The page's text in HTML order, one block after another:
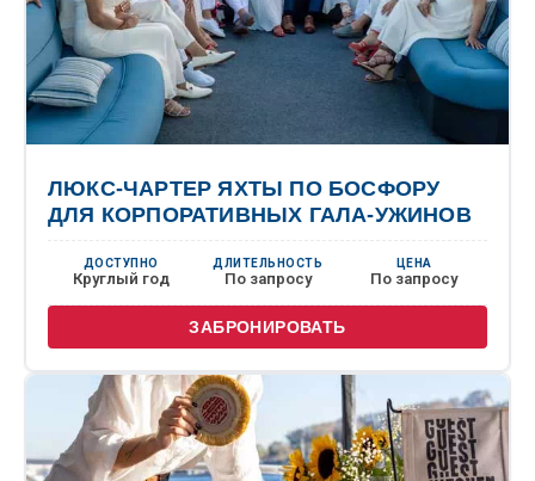
ЛЮКС-ЧАРТЕР ЯХТЫ ПО БОСФОРУ
ДЛЯ КОРПОРАТИВНЫХ ГАЛА-УЖИНОВ
ДОСТУПНО
Круглый год
ДЛИТЕЛЬНОСТЬ
По запросу
ЦЕНА
По запросу
ЗАБРОНИРОВАТЬ